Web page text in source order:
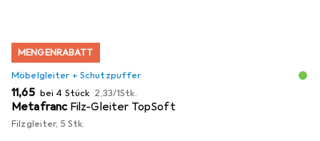
MENGENRABATT
Möbelgleiter + Schutzpuffer
EUR
11,65 bei 4 Stück EUR
2,33/1Stk.
Metafranc Filz-Gleiter TopSoft
Filzgleiter, 5 Stk.